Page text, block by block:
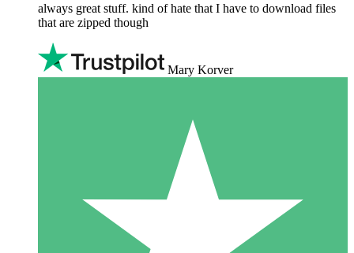
always great stuff. kind of hate that I have to download files
that are zipped though
Mary Korver